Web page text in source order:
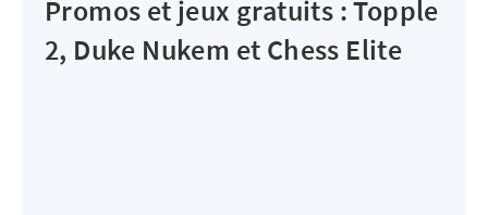
Promos et jeux gratuits : Topple
2, Duke Nukem et Chess Elite